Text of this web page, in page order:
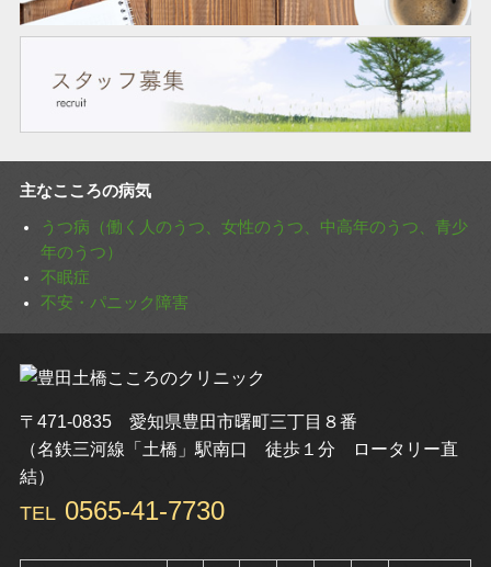
主なこころの病気
うつ病（働く人のうつ、女性のうつ、中高年のうつ、青少
年のうつ）
不眠症
不安・パニック障害
〒471-0835 愛知県豊田市曙町三丁目８番
（名鉄三河線「土橋」駅南口 徒歩１分 ロータリー直
結）
TEL 0565-41-7730